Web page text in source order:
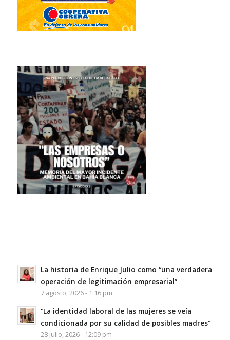
La historia de Enrique Julio como “una verdadera
operación de legitimación empresarial”
7 agosto, 2026 - 1:16 pm
“La identidad laboral de las mujeres se veía
condicionada por su calidad de posibles madres”
28 julio, 2026 - 12:09 pm